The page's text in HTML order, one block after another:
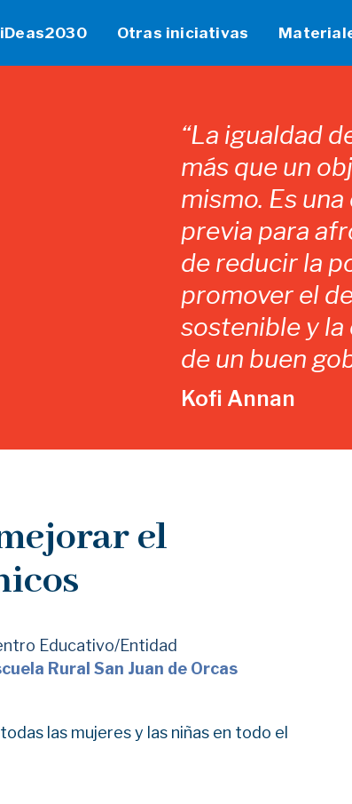
Otras iniciativas
“La igualdad
más que un
mismo. Es
previa para
de reducir la
promover el
sostenible y
de un buen
Kofi Annan
el
Educativo/Entidad
Rural San Juan de Orcas
las mujeres y las niñas en todo el